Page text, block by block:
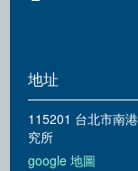
地址
115201 台北市南
究所
google 地圖